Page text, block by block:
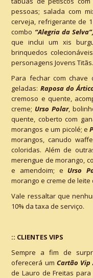
pessoas; salada com
cerveja, refrigerante de
combo “Alegria da Selva”,
que inclui um xis
brinquedos
personagens Jovens Titãs.
Para fechar com chave
geladas: Raposa do
cremoso e quente,
creme; Urso Polar,
quente, coberto com
morangos e um picolé; e
morangos, canudo
coloridas. Além de
merengue de morango,
e amendoim; e Urso
morango e creme de leite
Vale ressaltar que
10% da taxa de serviço.
:: CLIENTES VIPS
Sempre a fim de
oferecerá um Cartão Vip
de Lauro de Freitas